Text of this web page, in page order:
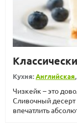
Кухня:Английская
Чизкейк – это
Сливочный
впечатлить